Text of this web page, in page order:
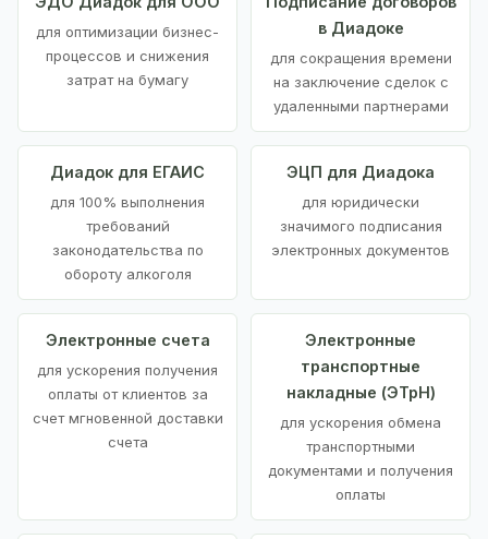
для оптимизации бизнес-
процессов и снижения
затрат на бумагу
в Диадоке
для сокращения времени
на заключение сделок с
удаленными партнерами
Диадок для ЕГАИС
для 100% выполнения
требований
законодательства по
обороту алкоголя
ЭЦП для Диадока
для юридически
значимого подписания
электронных документов
Электронные счета
для ускорения получения
оплаты от клиентов за
счет мгновенной доставки
счета
Электронные
транспортные
накладные (ЭТрН)
для ускорения обмена
транспортными
документами и получения
оплаты